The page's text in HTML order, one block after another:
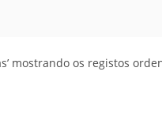
mostrando os registos